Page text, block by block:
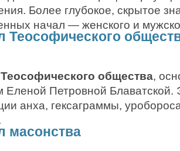
Более глубокое, скрытое
начал — женского и
Теософического
общества,
Еленой Петровной Блаватской.
анха, гексаграммы,
масонства